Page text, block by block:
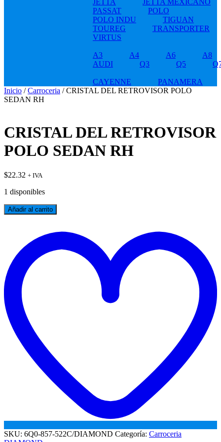
JETTA
JETTA MEXICANO
PASSAT
POLO
POLO INDU
TIGUAN
TOUREG
TRANSPORTER
VIRTUS
A3 A4 A6
A8
AUDI
Q3 Q5
CAYENNE
PANAMERA
Inicio /Carroceria / CRISTAL DEL RETROVISOR POLO
SEDAN RH
CRISTAL DEL RETROVISOR
POLO SEDAN RH
$22.32 + IVA
1 disponibles
CRISTAL
DEL
SEDAN
cantidad
Añadir al carrito
SKU: 6Q0-857-522C/DIAMOND Categoría: Carroceria